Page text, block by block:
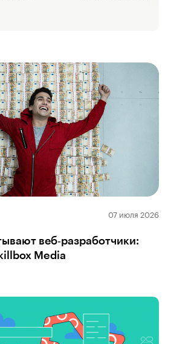
07 июля 2026
веб‑разработчики:
Media